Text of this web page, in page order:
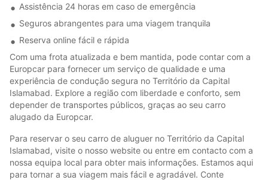
Assistência 24 horas em caso de emergência
Seguros abrangentes para uma viagem tranquila
Reserva online fácil e rápida
Com uma frota atualizada e bem mantida, pode contar com a
Europcar para fornecer um serviço de qualidade e uma
experiência de condução segura no Território da Capital
Islamabad. Explore a região com liberdade e conforto, sem
depender de transportes públicos, graças ao seu carro
alugado da Europcar.
Para reservar o seu carro de aluguer no Território da Capital
Islamabad, visite o nosso website ou entre em contacto com a
nossa equipa local para obter mais informações. Estamos aqui
para tornar a sua viagem mais fácil e agradável. Conte